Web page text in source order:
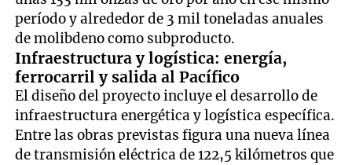
período y alrededor de 3 mil toneladas anuales
de molibdeno como subproducto.
Infraestructura y logística: energía,
ferrocarril y salida al Pacífico
El diseño del proyecto incluye el desarrollo de
infraestructura energética y logística específica.
Entre las obras previstas figura una nueva línea
de transmisión eléctrica de 122,5 kilómetros que